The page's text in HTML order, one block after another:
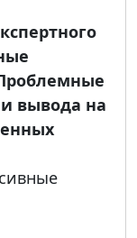
вывода на